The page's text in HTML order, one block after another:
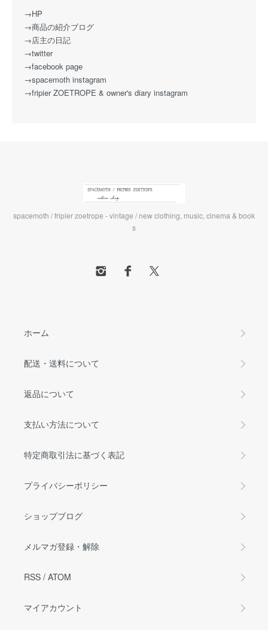
→HP
→商品の紹介ブログ
→店主の日記
→twitter
→facebook page
→spacemoth instagram
→fripier ZOETROPE & owner's diary instagram
spacemoth / fripier zoetrope - vintage / new clothing, music, cinema & book
s
ホーム
配送・送料について
返品について
支払い方法について
特定商取引法に基づく表記
プライバシーポリシー
ショップブログ
メルマガ登録・解除
RSS / ATOM
マイアカウント